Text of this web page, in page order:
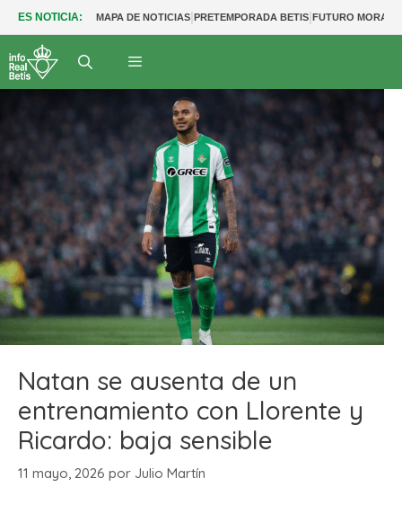
ES NOTICIA: MAPA DE NOTICIAS|PRETEMPORADA BETIS|FUTURO
Natan se ausenta de un
entrenamiento con Llorente y
Ricardo: baja sensible
11 mayo, 2026 por Julio Martín